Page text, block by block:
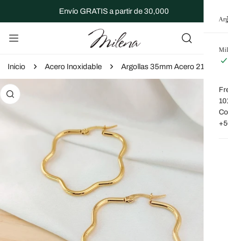
AL CONTENIDOEnvío GRATIS a partir de 30,000
Inicio Acero Inoxidable
DEL PRODUCTO